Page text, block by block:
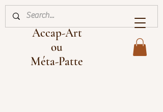
Accap-Art
ou
Méta-Patte